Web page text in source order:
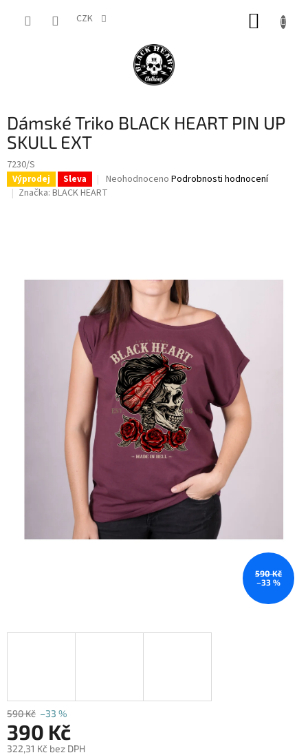
CZK
Dámské Triko BLACK HEART PIN UP
SKULL EXT
7230/S
Výprodej Sleva
Průměrné
hodnocení
Neohodnoceno Podrobnosti hodnocení
Značka: BLACK HEART
590 Kč
–33 %
590 Kč –33 %
390 Kč
322,31 Kč bez DPH